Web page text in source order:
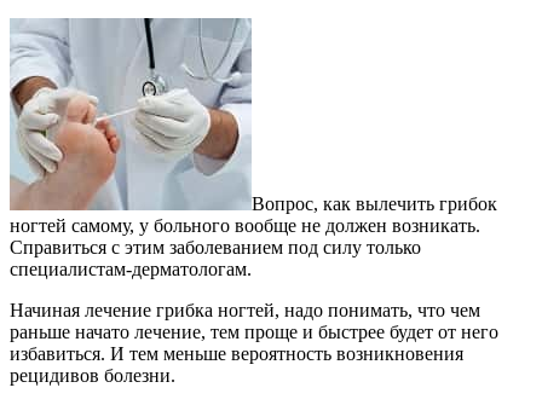
Вопрос, как вылечить грибок
ногтей самому, у больного вообще не должен возникать.
Справиться с этим заболеванием под силу только
специалистам-дерматологам.
Начиная лечение грибка ногтей, надо понимать, что чем
раньше начато лечение, тем проще и быстрее будет от него
избавиться. И тем меньше вероятность возникновения
рецидивов болезни.